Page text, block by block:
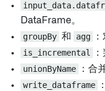
DataFrame。
groupBy 和 agg
is_incremental
unionByName
：合
write_dataframe